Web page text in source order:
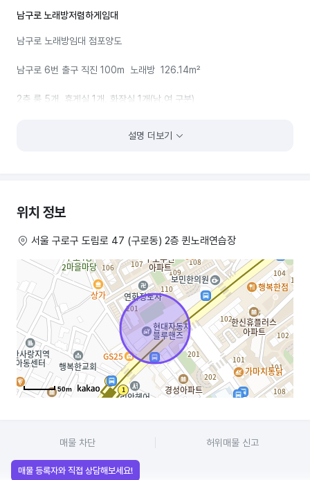
남구로 노래방저렴하게임대
남구로 노래방임대 점포양도
남구로 6번 출구 직진 100m 노래방 126.14m²
2층 룸 5개, 휴게실 1개, 화장실 1개(남,여 구분)
보증금 3000 / 월210 (부가세별도) 권리금 인하 2800.
단골손님들도많아요 주변 아파트단지 전통시장 다있음 교통편리
설명 더보기
위치 정보
서울 구로구 도림로 47 (구로동) 2층 퀸노래연습장
50m
매물 차단 허위매물 신고
매물 등록자와 직접 상담해보세요!